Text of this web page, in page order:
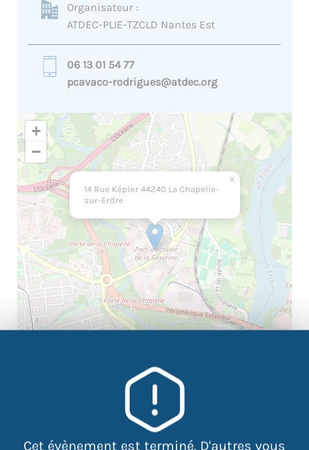
Cet évènement est terminé. D'autres vous
Organisateur :
ATDEC-PLIE-TZCLD Nantes Est
06 13 01 54 77
pcavaco-rodrigues@atdec.org
14 Rue Képler 44240 La Chapelle-
sur-Erdre
×
+
−
Leaflet |©OpenStreetMap